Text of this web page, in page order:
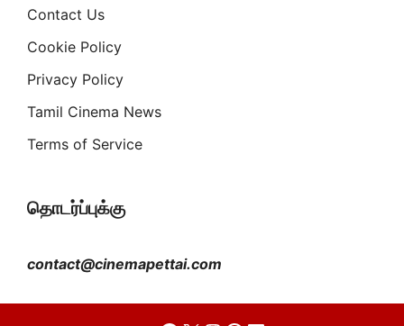
Contact Us
Cookie Policy
Privacy Policy
Tamil Cinema News
Terms of Service
தொடர்ப்புக்கு
contact@cinemapettai.com